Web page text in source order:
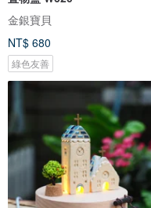
金銀寶貝
NT$ 680
綠色友善